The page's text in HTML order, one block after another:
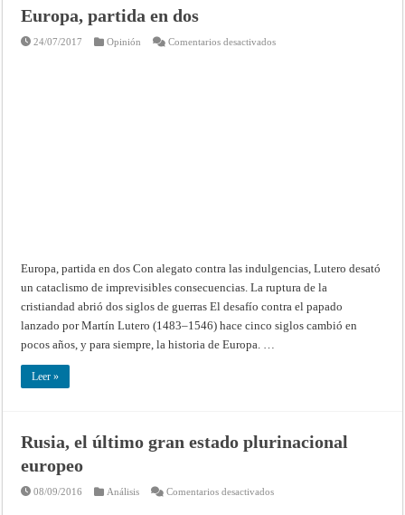
Europa, partida en dos
24/07/2017 Opinión Comentarios desactivadosen
Europa, partida en dos Con alegato contra las indulgencias, Lutero desató
un cataclismo de imprevisibles consecuencias. La ruptura de la
cristiandad abrió dos siglos de guerras El desafío contra el papado
lanzado por Martín Lutero (1483–1546) hace cinco siglos cambió en
pocos años, y para siempre, la historia de Europa. …
Leer »
Rusia, el último gran estado plurinacional
europeo
08/09/2016 Análisis Comentarios desactivadosen